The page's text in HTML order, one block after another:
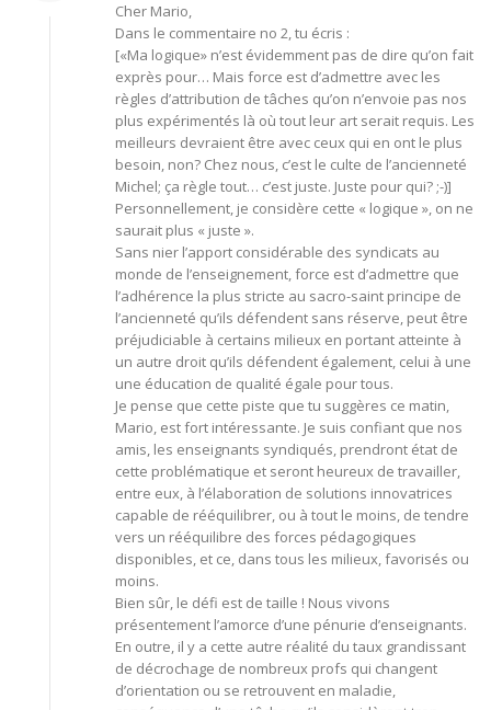
Cher Mario,
Dans le commentaire no 2, tu écris :
[«Ma logique» n’est évidemment pas de dire qu’on fait
exprès pour… Mais force est d’admettre avec les
règles d’attribution de tâches qu’on n’envoie pas nos
plus expérimentés là où tout leur art serait requis. Les
meilleurs devraient être avec ceux qui en ont le plus
besoin, non? Chez nous, c’est le culte de l’ancienneté
Michel; ça règle tout… c’est juste. Juste pour qui? ;-)]
Personnellement, je considère cette « logique », on ne
saurait plus « juste ».
Sans nier l’apport considérable des syndicats au
monde de l’enseignement, force est d’admettre que
l’adhérence la plus stricte au sacro-saint principe de
l’ancienneté qu’ils défendent sans réserve, peut être
préjudiciable à certains milieux en portant atteinte à
un autre droit qu’ils défendent également, celui à une
une éducation de qualité égale pour tous.
Je pense que cette piste que tu suggères ce matin,
Mario, est fort intéressante. Je suis confiant que nos
amis, les enseignants syndiqués, prendront état de
cette problématique et seront heureux de travailler,
entre eux, à l’élaboration de solutions innovatrices
capable de rééquilibrer, ou à tout le moins, de tendre
vers un rééquilibre des forces pédagogiques
disponibles, et ce, dans tous les milieux, favorisés ou
moins.
Bien sûr, le défi est de taille ! Nous vivons
présentement l’amorce d’une pénurie d’enseignants.
En outre, il y a cette autre réalité du taux grandissant
de décrochage de nombreux profs qui changent
d’orientation ou se retrouvent en maladie,